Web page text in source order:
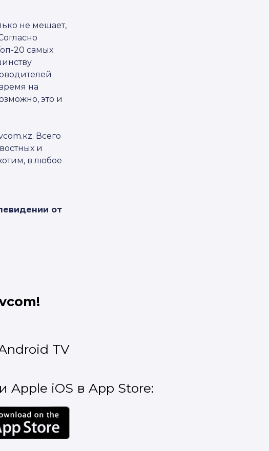
не мешает,
20 самых
на
это и
Всего
и
в любое
от
TV
Apple iOS в App Store: